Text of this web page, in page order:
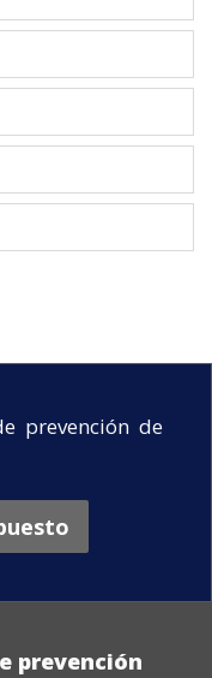
prevención de
prevención